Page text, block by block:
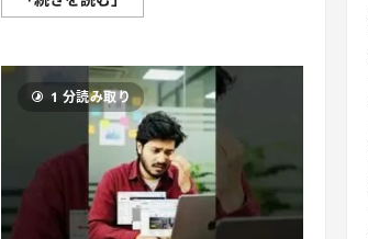
Semanal:
Livre
e
mais
no
Windows
11
に
つ
い
て
さ
1 分読み取り